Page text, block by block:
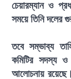
চেয়ারম্যান ও
সময়ে তিনি দলের
তবে সম্ভাব্য
কমিটির সদস্য ও
আলোচনায়